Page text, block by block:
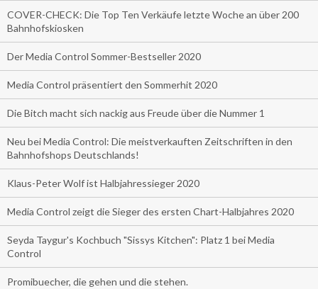
COVER-CHECK: Die Top Ten Verkäufe letzte Woche an über 200
Bahnhofskiosken
Der Media Control Sommer-Bestseller 2020
Media Control präsentiert den Sommerhit 2020
Die Bitch macht sich nackig aus Freude über die Nummer 1
Neu bei Media Control: Die meistverkauften Zeitschriften in den
Bahnhofshops Deutschlands!
Klaus-Peter Wolf ist Halbjahressieger 2020
Media Control zeigt die Sieger des ersten Chart-Halbjahres 2020
Seyda Taygur's Kochbuch "Sissys Kitchen": Platz 1 bei Media
Control
Promibuecher, die gehen und die stehen.